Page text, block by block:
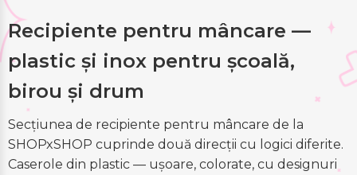
Recipiente pentru mâncare —
plastic și inox pentru școală,
birou și drum
Secțiunea de recipiente pentru mâncare de la
SHOPxSHOP cuprinde două direcții cu logici diferite.
Caserole din plastic — ușoare, colorate, cu designuri